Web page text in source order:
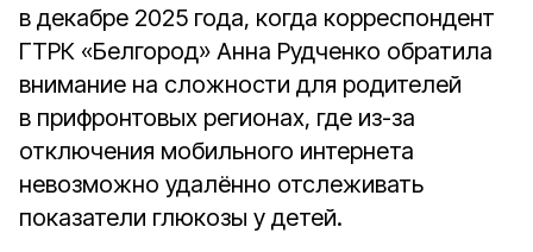
в декабре 2025 года, когда корреспондент
ГТРК «Белгород» Анна Рудченко обратила
внимание на сложности для родителей
в прифронтовых регионах, где из-за
отключения мобильного интернета
невозможно удалённо отслеживать
показатели глюкозы у детей.